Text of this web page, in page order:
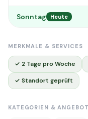
Sonntag Heute
MERKMALE & SERVICES
✓ 2 Tage pro Woche
✓ Standort geprüft
KATEGORIEN & ANGEBOT